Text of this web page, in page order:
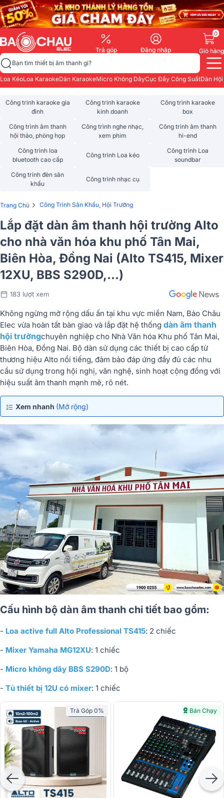
Trả góp Đăng nhập
0
Giỏ hàng
Bạn tìm thiết bị âm thanh gì?
Loa KéoLoa KaraokeDàn KaraokeMicro Không DâyCục Đẩy Công SuấtDàn
Công trình karaoke gia
đình
Công trình karaoke
kinh doanh
Công trình karaoke
box
Công trình âm thanh
hội thảo, phòng họp
Công trình nghe nhạc,
xem phim
Công trình âm thanh
hi-end
Công trình loa
bluetooth cao cấp
Công trình Loa kéo
Công trình Loa
soundbar
Công trình đèn sân
khấu
Công trình nhạc cụ
Trang Chủ › Công Trình Sân Khấu, Hội Trường
Lắp đặt dàn âm thanh hội trường Alto
cho nhà văn hóa khu phố Tân Mai,
Biên Hòa, Đồng Nai (Alto TS415, Mixer
12XU, BBS S290D,...)
183 lượt xem
Không ngừng mở rộng dấu ấn tại khu vực miền Nam, Bảo Châu
Elec vừa hoàn tất bàn giao và lắp đặt hệ thống dàn âm thanh
hội trườngchuyên nghiệp cho Nhà Văn hóa Khu phố Tân Mai,
Biên Hòa, Đồng Nai. Bộ dàn sử dụng các thiết bị cao cấp từ
thương hiệu Alto nổi tiếng, đảm bảo đáp ứng đầy đủ các nhu
cầu sử dụng trong hội nghị, văn nghệ, sinh hoạt cộng đồng với
hiệu suất âm thanh mạnh mẽ, rõ nét.
Xem nhanh (Mở rộng)
Cấu hình bộ dàn âm thanh chi tiết bao gồm:
- Loa active full Alto Professional TS415: 2 chiếc
- Mixer Yamaha MG12XU: 1 chiếc
- Micro không dây BBS S290D: 1 bộ
- Tủ thiết bị 12U có mixer: 1 chiếc
Trả Góp 0% Bán Chạy